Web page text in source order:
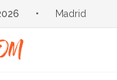
• Madrid